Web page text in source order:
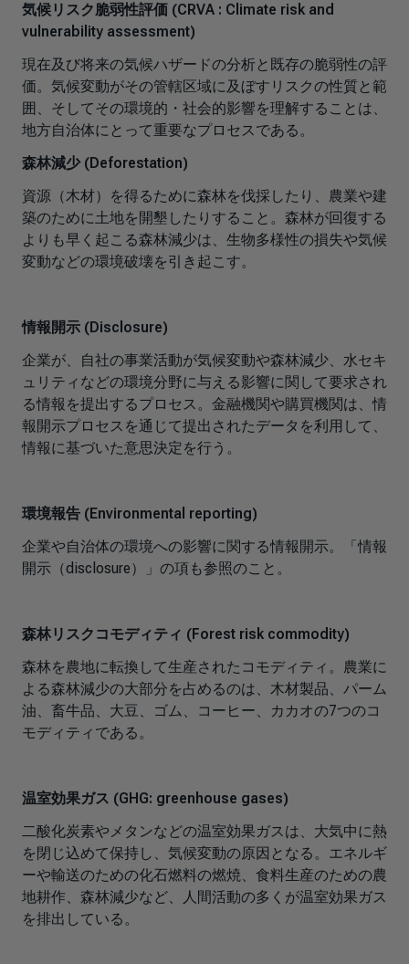
気候リスク脆弱性評価 (CRVA : Climate risk and
vulnerability assessment)
現在及び将来の気候ハザードの分析と既存の脆弱性の評
価。気候変動がその管轄区域に及ぼすリスクの性質と範
囲、そしてその環境的・社会的影響を理解することは、
地方自治体にとって重要なプロセスである。
森林減少 (Deforestation)
資源（木材）を得るために森林を伐採したり、農業や建
築のために土地を開墾したりすること。森林が回復する
よりも早く起こる森林減少は、生物多様性の損失や気候
変動などの環境破壊を引き起こす。
情報開示 (Disclosure)
企業が、自社の事業活動が気候変動や森林減少、水セキ
ュリティなどの環境分野に与える影響に関して要求され
る情報を提出するプロセス。金融機関や購買機関は、情
報開示プロセスを通じて提出されたデータを利用して、
情報に基づいた意思決定を行う。
環境報告 (Environmental reporting)
企業や自治体の環境への影響に関する情報開示。「情報
開示（disclosure）」の項も参照のこと。
森林リスクコモディティ (Forest risk commodity)
森林を農地に転換して生産されたコモディティ。農業に
よる森林減少の大部分を占めるのは、木材製品、パーム
油、畜牛品、大豆、ゴム、コーヒー、カカオの7つのコ
モディティである。
温室効果ガス (GHG: greenhouse gases)
二酸化炭素やメタンなどの温室効果ガスは、大気中に熱
を閉じ込めて保持し、気候変動の原因となる。エネルギ
ーや輸送のための化石燃料の燃焼、食料生産のための農
地耕作、森林減少など、人間活動の多くが温室効果ガス
を排出している。